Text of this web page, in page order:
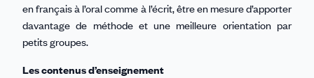
en français à l’oral comme à l’écrit, être en mesure d’apporter
davantage de méthode et une meilleure orientation par
petits groupes.
Les contenus d’enseignement